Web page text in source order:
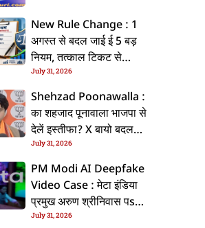
New Rule Change : 1
अगस्त से बदल जाई ई 5 बड़
नियम, तत्काल टिकट से
CKYC तक जानीं नया अपडेट
July 31, 2026
Shehzad Poonawalla :
का शहजाद पूनावाला भाजपा से
देलें इस्तीफा? X बायो बदलला
के बाद बढ़ल चरचा, जानीं पूरा
ममिला
July 31, 2026
PM Modi AI Deepfake
Video Case : मेटा इंडिया
प्रमुख अरुण श्रीनिवास पs
एफआईआर, जानीं पूरा ममिला
July 31, 2026